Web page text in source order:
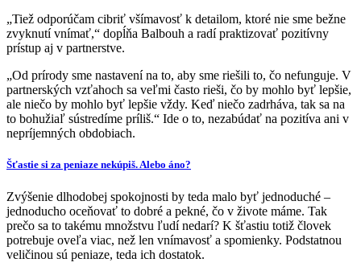
„Tiež odporúčam cibriť všímavosť k detailom, ktoré nie sme bežne
zvyknutí vnímať,“ dopĺňa Balbouh a radí praktizovať pozitívny
prístup aj v partnerstve.
„Od prírody sme nastavení na to, aby sme riešili to, čo nefunguje. V
partnerských vzťahoch sa veľmi často rieši, čo by mohlo byť lepšie,
ale niečo by mohlo byť lepšie vždy. Keď niečo zadrháva, tak sa na
to bohužiaľ sústredíme príliš.“ Ide o to, nezabúdať na pozitíva ani v
nepríjemných obdobiach.
Šťastie si za peniaze nekúpiš. Alebo áno?
Zvýšenie dlhodobej spokojnosti by teda malo byť jednoduché –
jednoducho oceňovať to dobré a pekné, čo v živote máme. Tak
prečo sa to takému množstvu ľudí nedarí? K šťastiu totiž človek
potrebuje oveľa viac, než len vnímavosť a spomienky. Podstatnou
veličinou sú peniaze, teda ich dostatok.